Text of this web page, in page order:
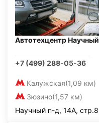
Автотехцентр Научный
+7 (499) 288-05-36
Калужская(1,09 км)
Зюзино(1,57 км)
Научный п-д, 14А, стр.8